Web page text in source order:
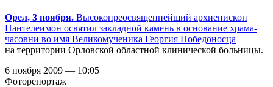
Орел, 3 ноября. Высокопреосвященнейший архиепископ
Пантелеимон освятил закладной камень в основание храма-
часовни во имя Великомученика Георгия Победоносца
на территории Орловской областной клинической больницы.
6 ноября 2009 — 10:05
Фоторепортаж